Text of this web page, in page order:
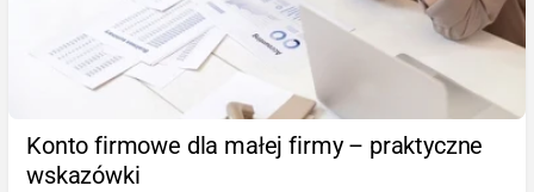
Konto firmowe dla małej firmy – praktyczne
wskazówki